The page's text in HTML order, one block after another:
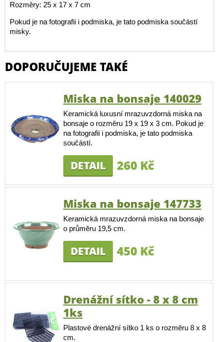
Rozměry: 25 x 17 x 7 cm
Pokud je na fotografii i podmiska, je tato podmiska součástí
misky.
DOPORUČUJEME TAKÉ
Miska na bonsaje 140029
Keramická luxusní mrazuvzdorná miska na
bonsaje o rozměru 19 x 19 x 3 cm. Pokud je
na fotografii i podmiska, je tato podmiska
součástí.
DETAIL 260 Kč
Miska na bonsaje 147733
Keramická mrazuvzdorná miska na bonsaje
o průměru 19,5 cm.
DETAIL 450 Kč
Drenážní sítko - 8 x 8 cm
1ks
Plastové drenážní sítko 1 ks o rozměru 8 x 8
cm.